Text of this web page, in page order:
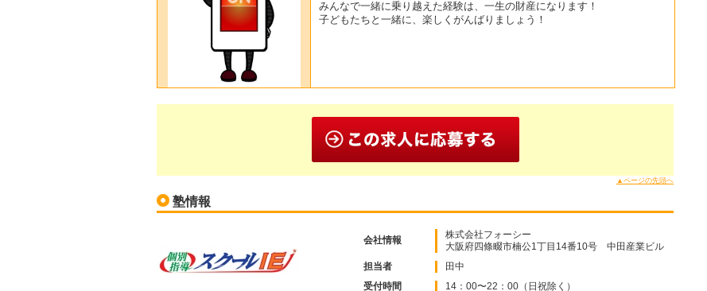
みんなで一緒に乗り越えた経験は、一生の財産になります！
子どもたちと一緒に、楽しくがんばりましょう！
▲ページの先頭へ
塾情報
会社情報
株式会社フォーシー
大阪府四條畷市楠公1丁目14番10号 中田産業ビル
担当者 田中
受付時間 14：00〜22：00（日祝除く）